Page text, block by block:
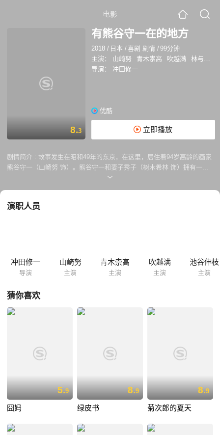
电影
8.3
有熊谷守一在的地方
2018 / 日本 /喜剧 剧情 /99分钟
主演：
山崎努 青木崇高 吹越满 林与一
导演：
冲田修一
优酷
立即播放
剧情简介 : 故事发生在昭和49年的东京，在这里，居住着94岁高龄的画家
熊谷守一（山崎努 饰）。熊谷守一和妻子秀子（树木希林 饰）拥有一个
温馨的家，一条门廊，一片小院，足以让两人的日子过得有滋有味。每一
元素，并非是钱可以买来的。 本以为这样惬意的日子没有尽头，可某一
演职人员
冲田修一
导演
山崎努
主演
青木崇高
主演
吹越满
主演
池谷伸枝
主演
猜你喜欢
5.9
囧妈
8.9
绿皮书
8.9
菊次郎的夏天